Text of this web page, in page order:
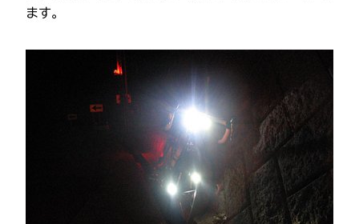
ます。